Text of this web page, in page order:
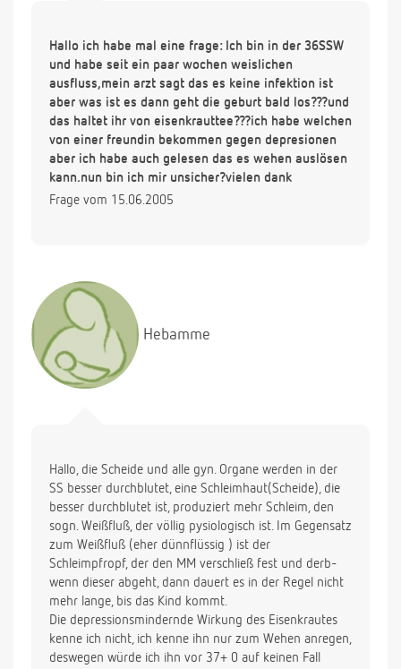
Hallo ich habe mal eine frage: Ich bin in der 36SSW
und habe seit ein paar wochen weislichen
ausfluss,mein arzt sagt das es keine infektion ist
aber was ist es dann geht die geburt bald los???und
das haltet ihr von eisenkrauttee???ich habe welchen
von einer freundin bekommen gegen depresionen
aber ich habe auch gelesen das es wehen auslösen
kann,nun bin ich mir unsicher?vielen dank
Frage vom 15.06.2005
Hebamme
Hallo, die Scheide und alle gyn. Organe werden in der
SS besser durchblutet, eine Schleimhaut(Scheide), die
besser durchblutet ist, produziert mehr Schleim, den
sogn. Weißfluß, der völlig pysiologisch ist. Im Gegensatz
zum Weißfluß (eher dünnflüssig ) ist der
Schleimpfropf, der den MM verschließ fest und derb-
wenn dieser abgeht, dann dauert es in der Regel nicht
mehr lange, bis das Kind kommt.
Die depressionsmindernde Wirkung des Eisenkrautes
kenne ich nicht, ich kenne ihn nur zum Wehen anregen,
deswegen würde ich ihn vor 37+ 0 auf keinen Fall